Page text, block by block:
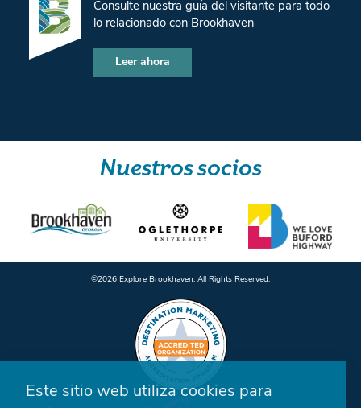
Consulte nuestra guía del visitante para todo
lo relacionado con Brookhaven
Leer ahora
Nuestros socios
©️2026 Explore Brookhaven. All Rights Reserved.
Este sitio web utiliza cookies para